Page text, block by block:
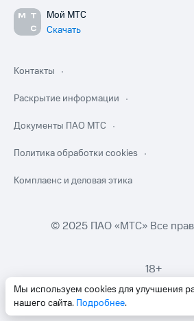
Мы используем cookies для улучшения
нашего сайта. Подробнее.
Мой МТС
Скачать
Контакты
Раскрытие информации
Документы ПАО МТС
Политика обработки cookies
Комплаенс и деловая этика
© 2025 ПАО «МТС» Все
18+